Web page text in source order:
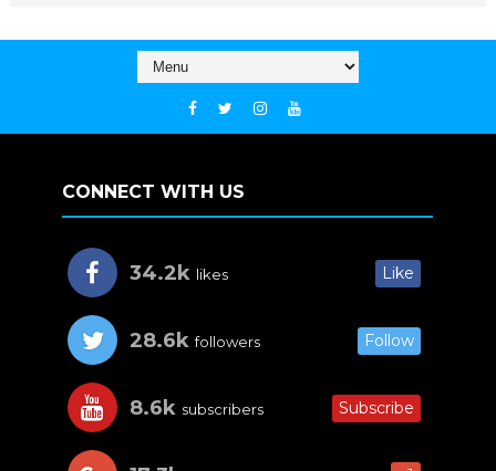
CONNECT WITH US
34.2k likes Like
28.6k followers Follow
8.6k subscribers Subscribe